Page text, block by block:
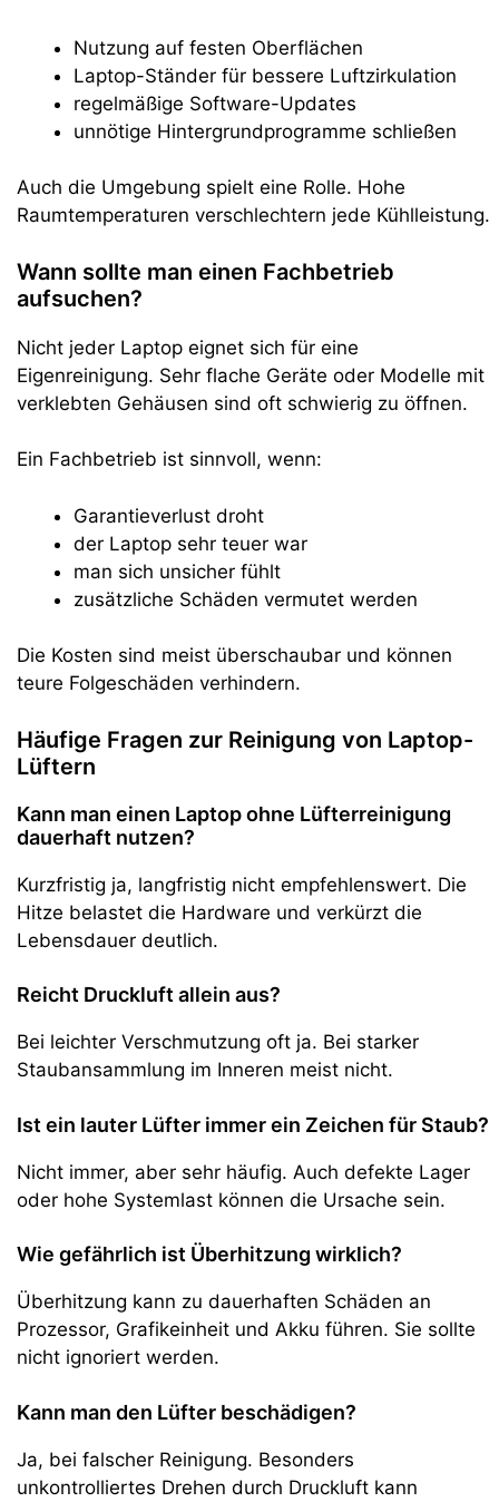
Nutzung auf festen Oberflächen
Laptop-Ständer für bessere Luftzirkulation
regelmäßige Software-Updates
unnötige Hintergrundprogramme schließen
Auch die Umgebung spielt eine Rolle. Hohe
Raumtemperaturen verschlechtern jede Kühlleistung.
Wann sollte man einen Fachbetrieb
aufsuchen?
Nicht jeder Laptop eignet sich für eine
Eigenreinigung. Sehr flache Geräte oder Modelle mit
verklebten Gehäusen sind oft schwierig zu öffnen.
Ein Fachbetrieb ist sinnvoll, wenn:
Garantieverlust droht
der Laptop sehr teuer war
man sich unsicher fühlt
zusätzliche Schäden vermutet werden
Die Kosten sind meist überschaubar und können
teure Folgeschäden verhindern.
Häufige Fragen zur Reinigung von Laptop-
Lüftern
Kann man einen Laptop ohne Lüfterreinigung
dauerhaft nutzen?
Kurzfristig ja, langfristig nicht empfehlenswert. Die
Hitze belastet die Hardware und verkürzt die
Lebensdauer deutlich.
Reicht Druckluft allein aus?
Bei leichter Verschmutzung oft ja. Bei starker
Staubansammlung im Inneren meist nicht.
Ist ein lauter Lüfter immer ein Zeichen für Staub?
Nicht immer, aber sehr häufig. Auch defekte Lager
oder hohe Systemlast können die Ursache sein.
Wie gefährlich ist Überhitzung wirklich?
Überhitzung kann zu dauerhaften Schäden an
Prozessor, Grafikeinheit und Akku führen. Sie sollte
nicht ignoriert werden.
Kann man den Lüfter beschädigen?
Ja, bei falscher Reinigung. Besonders
unkontrolliertes Drehen durch Druckluft kann